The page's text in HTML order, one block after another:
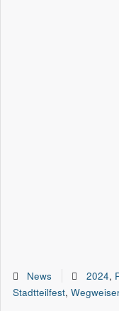
News 2024,
Stadtteilfest,